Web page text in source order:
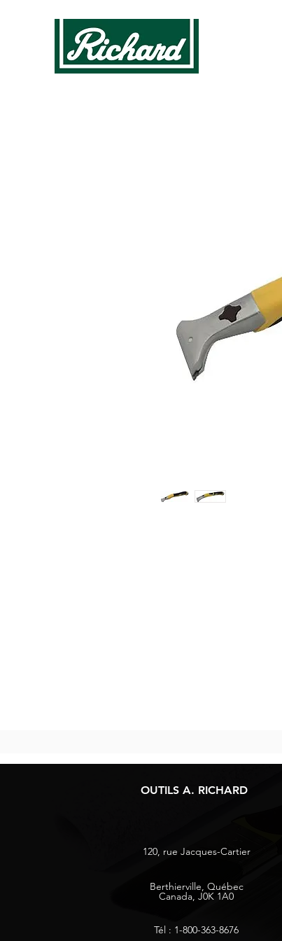
OUTILS A. RICHARD
120, rue Jacques-Cartier
Berthierville, Québec
Canada, J0K 1A0
Tél : 1-800-363-8676